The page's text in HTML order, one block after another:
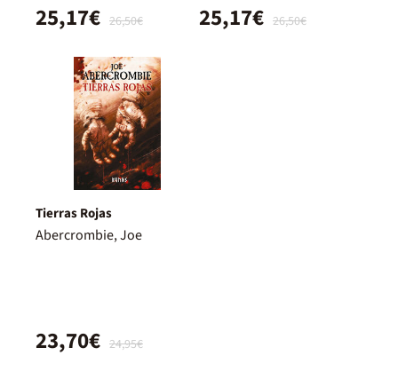
26,50€
25,17€ 26,50€
25,17€
Tierras Rojas
Abercrombie, Joe
24,95€
23,70€